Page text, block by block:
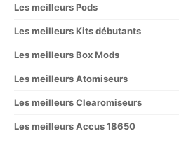
Les meilleurs Pods
Les meilleurs Kits débutants
Les meilleurs Box Mods
Les meilleurs Atomiseurs
Les meilleurs Clearomiseurs
Les meilleurs Accus 18650